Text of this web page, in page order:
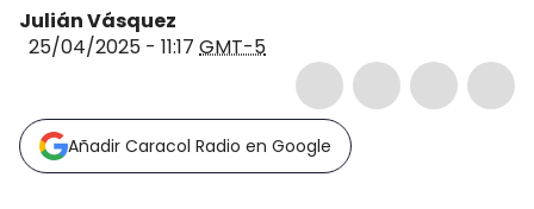
Julián Vásquez
25/04/2025 - 11:17 GMT-5
Añadir Caracol Radio en Google